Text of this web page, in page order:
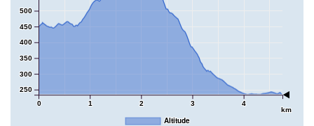
0 1 2 3 4
km
250
300
350
400
450
500
Altitude